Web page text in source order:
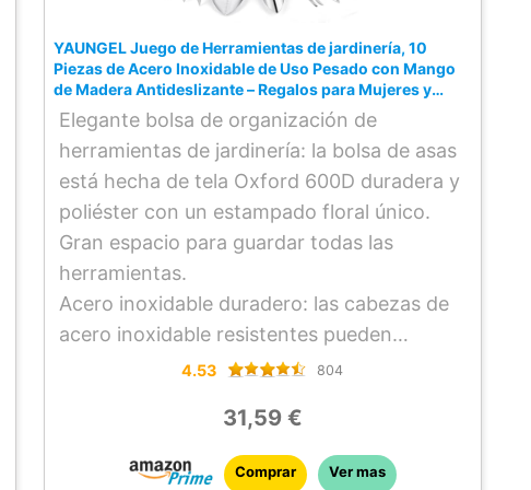
limpieza y almacenamiento
adecuados,puede tener una vida útil
suficientemente larga
TAPETE PARA PLANTAR JARDINERÍA –
Hecho de tela Oxford espesa,con botones
en las cuatro esquinas para evitar fugas de
tierra,y la superficie es resistente al
desgaste y duradera.No solo puedes
ponerle macetas para cambiar la
tierra,mezclar fertilizantes o podar ramas y
cogollos,sino que también puedes guardar
herramientas fácilmente para ahorrar
ALMOHADILLA DE MALLA PARA EL
ORIFICIO INFERIOR DE LA MACETA –
Simplemente coloque la malla en el fondo
YAUNGEL Juego de Herramientas de jardinería, 10
Piezas de Acero Inoxidable de Uso Pesado con Mango
de Madera Antideslizante – Regalos para Mujeres y
Hombres, Verde
Elegante bolsa de organización de
herramientas de jardinería: la bolsa de asas
está hecha de tela Oxford 600D duradera y
poliéster con un estampado floral único.
Gran espacio para guardar todas las
herramientas.
Acero inoxidable duradero: las cabezas de
acero inoxidable resistentes pueden
soportar las raíces, rocas y suelo más
fundido/revestido, sin necesidad de
preocuparse por el óxido y la rotura durante
4.53 804
31,59 €
Comprar Ver mas